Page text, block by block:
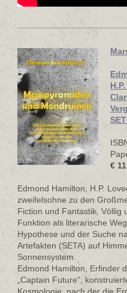
€
Edmond Hamilton, H.P.
zweifelsohne zu den
Fiction und Fantastik. Völlig
Funktion als literarische
Hypothese und der Suche
Artefakten (SETA) auf
Sonnensystem.
Edmond Hamilton, Erfinder
„Captain Future“,
Kosmologie, nach der die